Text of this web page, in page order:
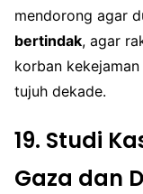
mendorong agar
bertindak, agar
korban
tujuh dekade.
19. Studi
Gaza dan